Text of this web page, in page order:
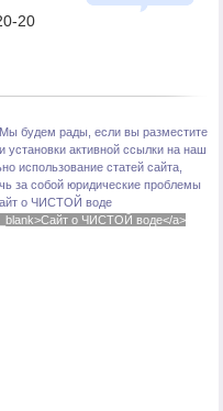
20
будем рады, если вы разместите
активной ссылки на наш
использование статей сайта,
за собой юридические проблемы
о ЧИСТОЙ воде
о ЧИСТОЙ воде</a>